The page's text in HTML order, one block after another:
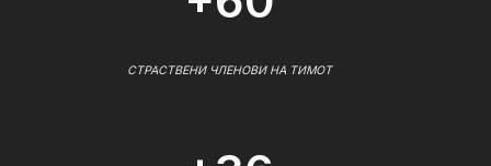
СТРАСТВЕНИ ЧЛЕНОВИ НА ТИМОТ